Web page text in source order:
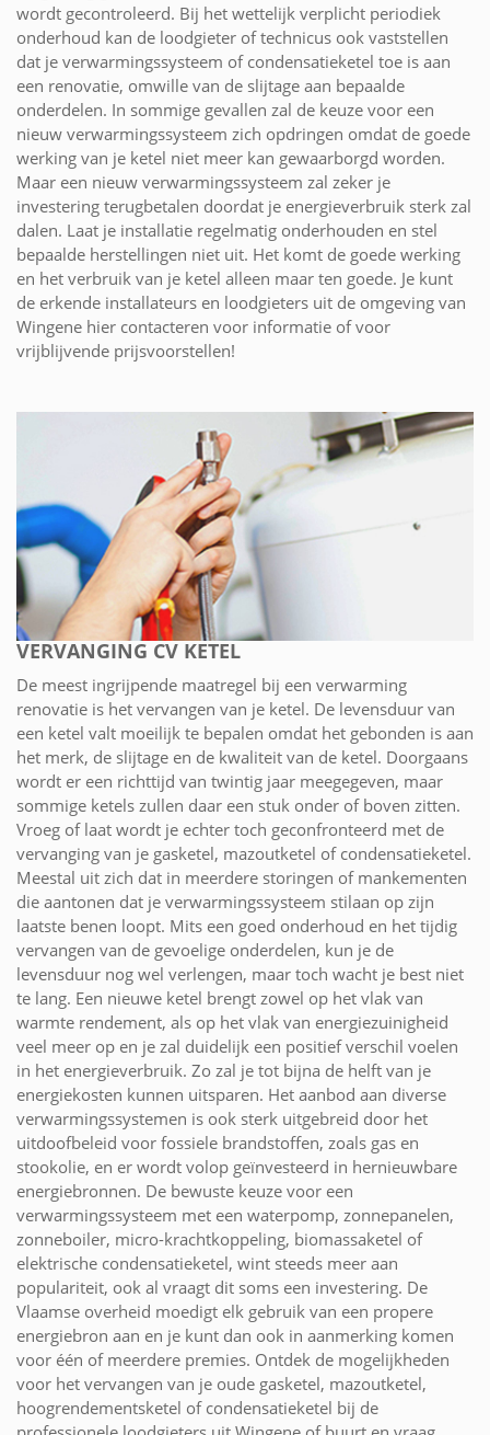
wordt gecontroleerd. Bij het wettelijk verplicht periodiek
onderhoud kan de loodgieter of technicus ook vaststellen
dat je verwarmingssysteem of condensatieketel toe is aan
een renovatie, omwille van de slijtage aan bepaalde
onderdelen. In sommige gevallen zal de keuze voor een
nieuw verwarmingssysteem zich opdringen omdat de goede
werking van je ketel niet meer kan gewaarborgd worden.
Maar een nieuw verwarmingssysteem zal zeker je
investering terugbetalen doordat je energieverbruik sterk zal
dalen. Laat je installatie regelmatig onderhouden en stel
bepaalde herstellingen niet uit. Het komt de goede werking
en het verbruik van je ketel alleen maar ten goede. Je kunt
de erkende installateurs en loodgieters uit de omgeving van
Wingene hier contacteren voor informatie of voor
vrijblijvende prijsvoorstellen!
VERVANGING CV KETEL
De meest ingrijpende maatregel bij een verwarming
renovatie is het vervangen van je ketel. De levensduur van
een ketel valt moeilijk te bepalen omdat het gebonden is aan
het merk, de slijtage en de kwaliteit van de ketel. Doorgaans
wordt er een richttijd van twintig jaar meegegeven, maar
sommige ketels zullen daar een stuk onder of boven zitten.
Vroeg of laat wordt je echter toch geconfronteerd met de
vervanging van je gasketel, mazoutketel of condensatieketel.
Meestal uit zich dat in meerdere storingen of mankementen
die aantonen dat je verwarmingssysteem stilaan op zijn
laatste benen loopt. Mits een goed onderhoud en het tijdig
vervangen van de gevoelige onderdelen, kun je de
levensduur nog wel verlengen, maar toch wacht je best niet
te lang. Een nieuwe ketel brengt zowel op het vlak van
warmte rendement, als op het vlak van energiezuinigheid
veel meer op en je zal duidelijk een positief verschil voelen
in het energieverbruik. Zo zal je tot bijna de helft van je
energiekosten kunnen uitsparen. Het aanbod aan diverse
verwarmingssystemen is ook sterk uitgebreid door het
uitdoofbeleid voor fossiele brandstoffen, zoals gas en
stookolie, en er wordt volop geïnvesteerd in hernieuwbare
energiebronnen. De bewuste keuze voor een
verwarmingssysteem met een waterpomp, zonnepanelen,
zonneboiler, micro-krachtkoppeling, biomassaketel of
elektrische condensatieketel, wint steeds meer aan
populariteit, ook al vraagt dit soms een investering. De
Vlaamse overheid moedigt elk gebruik van een propere
energiebron aan en je kunt dan ook in aanmerking komen
voor één of meerdere premies. Ontdek de mogelijkheden
voor het vervangen van je oude gasketel, mazoutketel,
hoogrendementsketel of condensatieketel bij de